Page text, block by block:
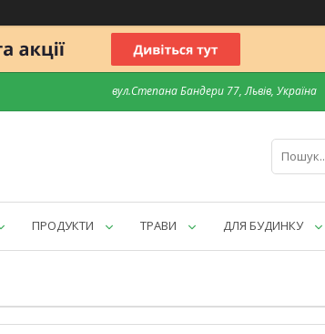
вул.Степана Бандери 77, Львів, Україна
ПРОДУКТИ ТРАВИ ДЛЯ БУДИНКУ